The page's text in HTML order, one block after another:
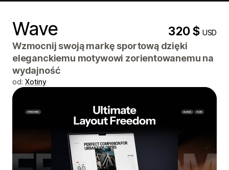
Wave 320 $USD
Wzmocnij swoją markę sportową dzięki
eleganckiemu motywowi zorientowanemu na
wydajność
od: Xotiny